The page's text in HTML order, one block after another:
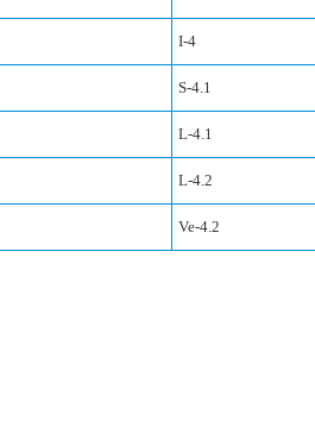
I-4
S-4.1
L-4.1
L-4.2
Ve-4.2